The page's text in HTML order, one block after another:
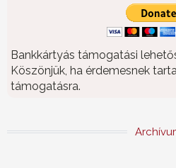
Bankkártyás támogatási
Köszönjük, ha érdemesnek
támogatásra.